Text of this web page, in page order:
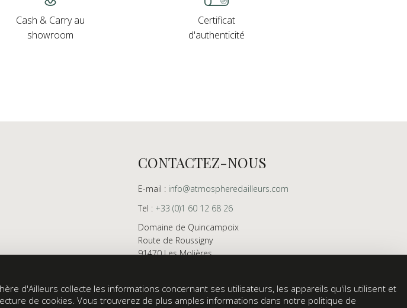
Cash & Carry au
showroom
Certificat
d'authenticité
CONTACTEZ-NOUS
E-mail : info@atmospheredailleurs.com
Tel : +33 (0)1 60 12 68 26
Domaine de Quincampoix
Route de Roussigny
91470 Les Molières
Showroom ouvert aux professionnels sur rendez-
vous uniquement
d'Ailleurs collecte les informations concernant ses utilisateurs, les appareils qu'ils utilisent et
de cookies. Vous trouverez de plus amples informations dans notre politique de